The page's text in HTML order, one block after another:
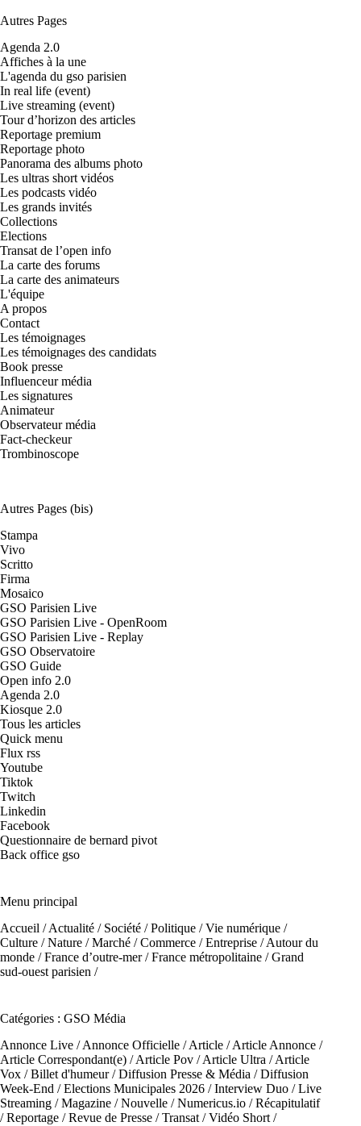
Autres Pages
Agenda 2.0
Affiches à la une
L'agenda du gso parisien
In real life (event)
Live streaming (event)
Tour d’horizon des articles
Reportage premium
Reportage photo
Panorama des albums photo
Les ultras short vidéos
Les podcasts vidéo
Les grands invités
Collections
Elections
Transat de l’open info
La carte des forums
La carte des animateurs
L'équipe
A propos
Contact
Les témoignages
Les témoignages des candidats
Book presse
Influenceur média
Les signatures
Animateur
Observateur média
Fact-checkeur
Trombinoscope
Autres Pages (bis)
Stampa
Vivo
Scritto
Firma
Mosaico
GSO Parisien Live
GSO Parisien Live - OpenRoom
GSO Parisien Live - Replay
GSO Observatoire
GSO Guide
Open info 2.0
Agenda 2.0
Kiosque 2.0
Tous les articles
Quick menu
Flux rss
Youtube
Tiktok
Twitch
Linkedin
Facebook
Questionnaire de bernard pivot
Back office gso
Menu principal
Accueil /Actualité / Société /Politique /Vie numérique /
Culture /Nature /Marché /Commerce /Entreprise /Autour du
monde /France d’outre-mer/France métropolitaine /Grand
sud-ouest parisien /
Catégories : GSO Média
Annonce Live /Annonce Officielle /Article /Article Annonce /
Article Correspondant(e) /Article Pov /Article Ultra /Article
Vox /Billet d'humeur/Diffusion Presse & Média /Diffusion
Week-End /Elections Municipales 2026 /Interview Duo /Live
Streaming /Magazine /Nouvelle /Numericus.io /Récapitulatif
/Reportage /Revue de Presse /Transat /Vidéo Short /